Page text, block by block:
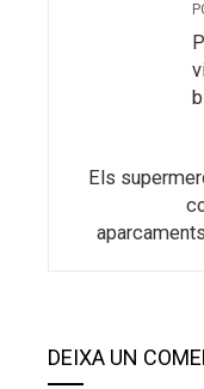
Els
DEIXA UN